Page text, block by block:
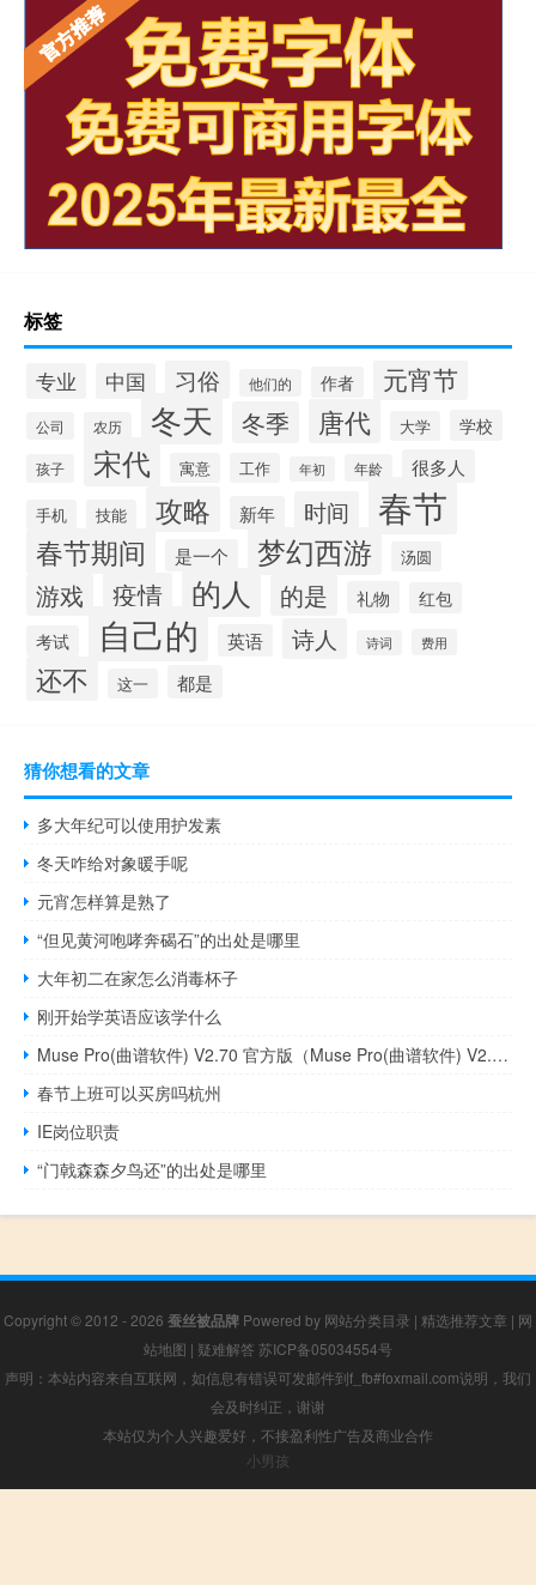
标签
专业 中国 习俗 他们的 作者 元宵节
公司 农历 冬天 冬季 唐代 大学 学校
孩子 宋代 寓意 工作 年初 年龄 很多人
手机 技能 攻略 新年 时间 春节
春节期间 是一个 梦幻西游 汤圆
游戏 疫情 的人 的是 礼物
红包
考试
自己的 英语 诗人 诗词 费用
还不 这一 都是
猜你想看的文章
多大年纪可以使用护发素
冬天咋给对象暖手呢
元宵怎样算是熟了
“但见黄河咆哮奔碣石”的出处是哪里
大年初二在家怎么消毒杯子
刚开始学英语应该学什么
Muse Pro(曲谱软件) V2.70 官方版（Muse Pro(曲谱软件) V2.70 官方版功能简介）
春节上班可以买房吗杭州
IE岗位职责
“门戟森森夕鸟还”的出处是哪里
Copyright © 2012 - 2026 蚕丝被品牌 Powered by 网站分类目录 | 精选推荐文章 | 网
站地图 | 疑难解答 苏ICP备05034554号
声明：本站内容来自互联网，如信息有错误可发邮件到f_fb#foxmail.com说明，我们
会及时纠正，谢谢
本站仅为个人兴趣爱好，不接盈利性广告及商业合作
小男孩